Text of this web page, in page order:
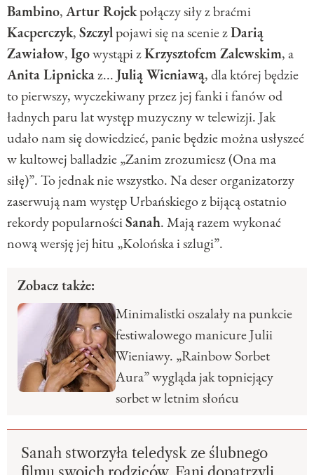
Bambino,Artur Rojekpołączy siły z braćmi
Kacperczyk,Szczylpojawi się na scenie zDarią
Zawiałow,Igowystąpi zKrzysztofem Zalewskim, a
Anita Lipnickaz...Julią Wieniawą, dla której będzie
to pierwszy, wyczekiwany przez jej fanki i fanów od
ładnych paru lat występ muzyczny w telewizji. Jak
udało nam się dowiedzieć, panie będzie można usłyszeć
w kultowej balladzie „Zanim zrozumiesz (Ona ma
siłę)”. To jednak nie wszystko. Na deser organizatorzy
zaserwują nam występ Urbańskiego z bijącą ostatnio
rekordy popularnościSanah. Mają razem wykonać
nową wersję jej hitu „Kolońska i szlugi”.
Zobacz także:
Minimalistki oszalały na punkcie
festiwalowego manicure Julii
Wieniawy. „Rainbow Sorbet
Aura” wygląda jak topniejący
sorbet w letnim słońcu
Sanah stworzyła teledysk ze ślubnego